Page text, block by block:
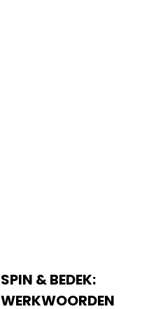
SPIN & BEDEK:
WERKWOORDEN